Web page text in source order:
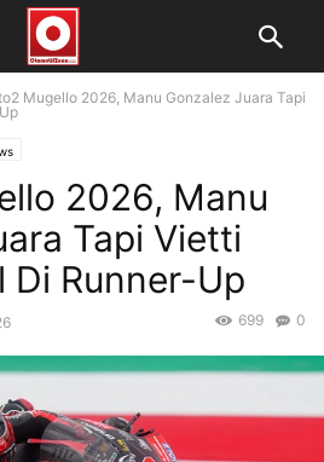
Mugello 2026, Manu Gonzalez Juara Tapi
2026, Manu
Tapi Vietti
Di Runner-Up
0
699